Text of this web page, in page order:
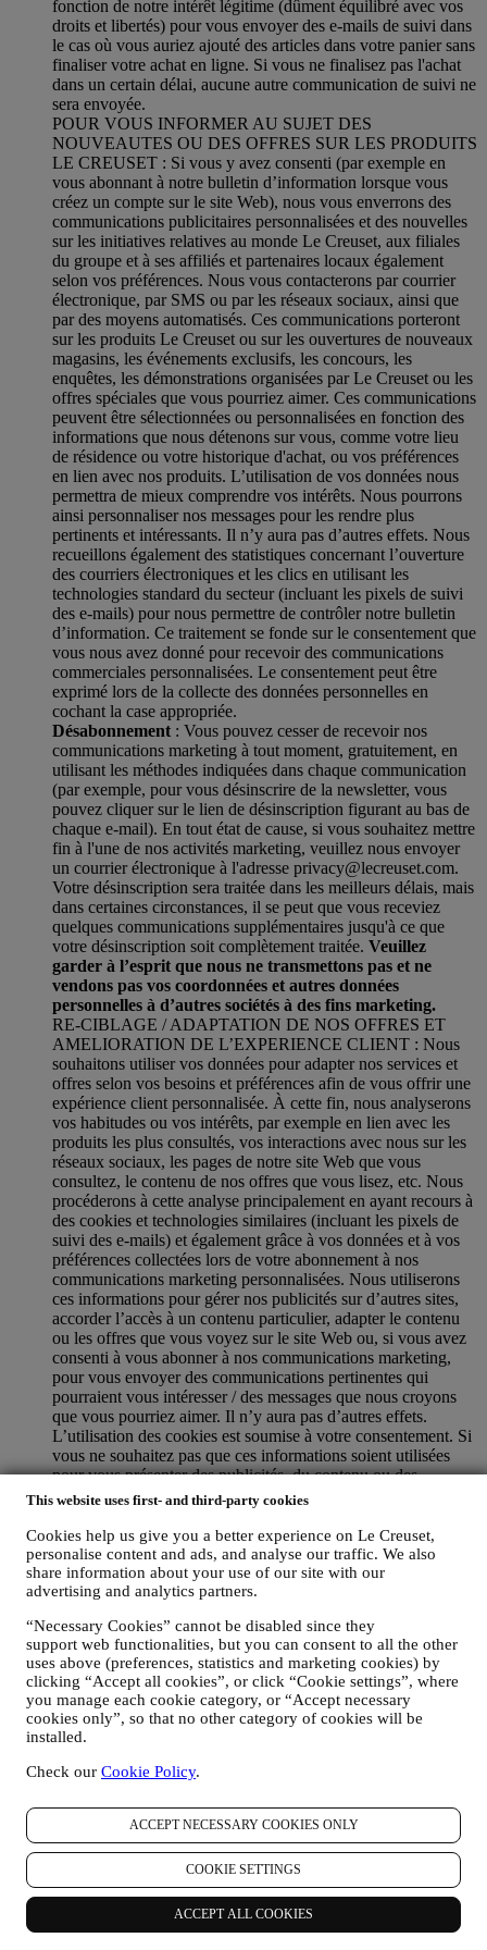
This website uses first- and third-party cookies
Cookies help us give you a better experience on Le Creuset,
personalise content and ads, and analyse our traffic. We also
share information about your use of our site with our
advertising and analytics partners.
“Necessary Cookies” cannot be disabled since they
support web functionalities, but you can consent to all the other
uses above (preferences, statistics and marketing cookies) by
clicking “Accept all cookies”, or click “Cookie settings”, where
you manage each cookie category, or “Accept necessary
cookies only”, so that no other category of cookies will be
installed.
Check our Cookie Policy.
ACCEPT NECESSARY COOKIES ONLY
COOKIE SETTINGS
ACCEPT ALL COOKIES
fonction de notre intérêt légitime (dûment équilibré avec vos
droits et libertés) pour vous envoyer des e-mails de suivi dans
le cas où vous auriez ajouté des articles dans votre panier sans
finaliser votre achat en ligne. Si vous ne finalisez pas l'achat
dans un certain délai, aucune autre communication de suivi ne
sera envoyée.
POUR VOUS INFORMER AU SUJET DES
NOUVEAUTES OU DES OFFRES SUR LES PRODUITS
LE CREUSET : Si vous y avez consenti (par exemple en
vous abonnant à notre bulletin d’information lorsque vous
créez un compte sur le site Web), nous vous enverrons des
communications publicitaires personnalisées et des nouvelles
sur les initiatives relatives au monde Le Creuset, aux filiales
du groupe et à ses affiliés et partenaires locaux également
selon vos préférences. Nous vous contacterons par courrier
électronique, par SMS ou par les réseaux sociaux, ainsi que
par des moyens automatisés. Ces communications porteront
sur les produits Le Creuset ou sur les ouvertures de nouveaux
magasins, les événements exclusifs, les concours, les
enquêtes, les démonstrations organisées par Le Creuset ou les
offres spéciales que vous pourriez aimer. Ces communications
peuvent être sélectionnées ou personnalisées en fonction des
informations que nous détenons sur vous, comme votre lieu
de résidence ou votre historique d'achat, ou vos préférences
en lien avec nos produits. L’utilisation de vos données nous
permettra de mieux comprendre vos intérêts. Nous pourrons
ainsi personnaliser nos messages pour les rendre plus
pertinents et intéressants. Il n’y aura pas d’autres effets. Nous
recueillons également des statistiques concernant l’ouverture
des courriers électroniques et les clics en utilisant les
technologies standard du secteur (incluant les pixels de suivi
des e-mails) pour nous permettre de contrôler notre bulletin
d’information. Ce traitement se fonde sur le consentement que
vous nous avez donné pour recevoir des communications
commerciales personnalisées. Le consentement peut être
exprimé lors de la collecte des données personnelles en
cochant la case appropriée.
Désabonnement : Vous pouvez cesser de recevoir nos
communications marketing à tout moment, gratuitement, en
utilisant les méthodes indiquées dans chaque communication
(par exemple, pour vous désinscrire de la newsletter, vous
pouvez cliquer sur le lien de désinscription figurant au bas de
chaque e-mail). En tout état de cause, si vous souhaitez mettre
fin à l'une de nos activités marketing, veuillez nous envoyer
un courrier électronique à l'adresse privacy@lecreuset.com.
Votre désinscription sera traitée dans les meilleurs délais, mais
dans certaines circonstances, il se peut que vous receviez
quelques communications supplémentaires jusqu'à ce que
votre désinscription soit complètement traitée. Veuillez
garder à l’esprit que nous ne transmettons pas et ne
vendons pas vos coordonnées et autres données
personnelles à d’autres sociétés à des fins marketing.
RE-CIBLAGE / ADAPTATION DE NOS OFFRES ET
AMELIORATION DE L’EXPERIENCE CLIENT : Nous
souhaitons utiliser vos données pour adapter nos services et
offres selon vos besoins et préférences afin de vous offrir une
expérience client personnalisée. À cette fin, nous analyserons
vos habitudes ou vos intérêts, par exemple en lien avec les
produits les plus consultés, vos interactions avec nous sur les
réseaux sociaux, les pages de notre site Web que vous
consultez, le contenu de nos offres que vous lisez, etc. Nous
procéderons à cette analyse principalement en ayant recours à
des cookies et technologies similaires (incluant les pixels de
suivi des e-mails) et également grâce à vos données et à vos
préférences collectées lors de votre abonnement à nos
communications marketing personnalisées. Nous utiliserons
ces informations pour gérer nos publicités sur d’autres sites,
accorder l’accès à un contenu particulier, adapter le contenu
ou les offres que vous voyez sur le site Web ou, si vous avez
consenti à vous abonner à nos communications marketing,
pour vous envoyer des communications pertinentes qui
pourraient vous intéresser / des messages que nous croyons
que vous pourriez aimer. Il n’y aura pas d’autres effets.
L’utilisation des cookies est soumise à votre consentement. Si
vous ne souhaitez pas que ces informations soient utilisées
pour vous présenter des publicités, du contenu ou des
messages en fonction de vos intérêts, vous pouvez limiter
l’utilisation des informations sur vos actions en ligne en gérant
vos paramètres en matière de cookies (veuillez toutefois noter
que certains cookies sont nécessaires pour utiliser le site Web).
Veuillez noter que cela ne vous empêche pas de recevoir des
publicités, des offres ou des messages. Vous continuerez à
génériques. Pour plus d’informations sur la façon dont nous
utilisons les cookies et savoir comment vous pouvez les
supprimer, consultez notrePolitique en matière de cookies
AVIS PRODUITS : Si vous avez acheté l'un de nos produits,
nous pouvons vous envoyer un courrier électronique pour
vous demander votre avis sur ce produit. Nous sommes
fournir de telles informations) afin d'améliorer constamment
pouvons également vous inviter à rédiger votre avis sur le
produit. L'avis n'est pas obligatoire, et vous êtes libre de le
donner ou non.
WHATSAPP FOR BUSINESS : Certains de nos magasins
physiques utilisent WhatsApp Business avec les clients qui en
font la demande, uniquement pour fournir une assistance et
envoyer des informations sur nos produits. Ce canal n'est pas